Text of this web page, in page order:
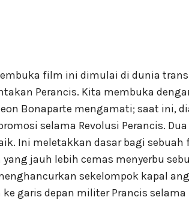
film ini dimulai di dunia
Perancis. Kita membuka
Bonaparte mengamati; saat ini,
selama Revolusi Perancis.
Ini meletakkan dasar bagi
yang jauh lebih cemas menyerbu
sekelompok kapal
ke garis depan militer Prancis selama